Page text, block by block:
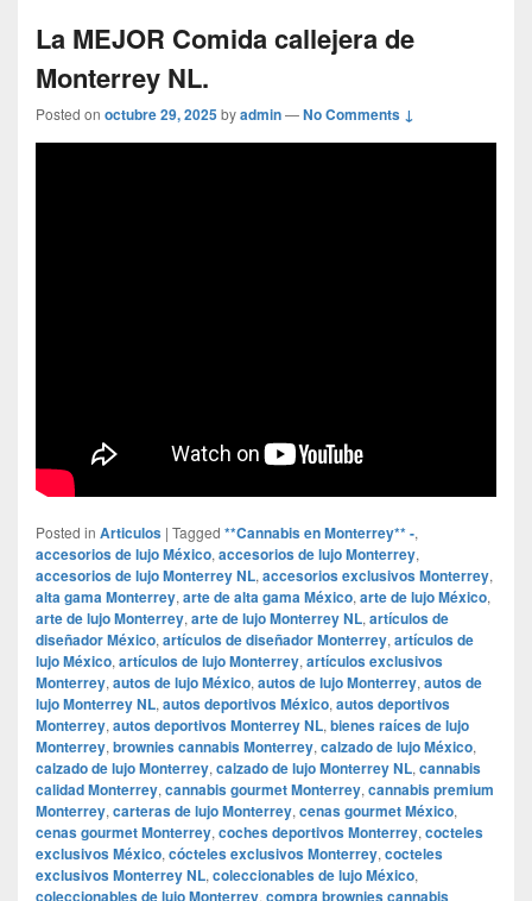
La MEJOR Comida callejera de
Monterrey NL.
Posted on octubre 29, 2025byadmin—No Comments ↓
Posted in Articulos | Tagged **Cannabis en Monterrey** -,
accesorios de lujo México, accesorios de lujo Monterrey,
accesorios de lujo Monterrey NL, accesorios exclusivos Monterrey,
alta gama Monterrey, arte de alta gama México, arte de lujo México,
arte de lujo Monterrey, arte de lujo Monterrey NL, artículos de
diseñador México, artículos de diseñador Monterrey, artículos de
lujo México, artículos de lujo Monterrey, artículos exclusivos
Monterrey, autos de lujo México, autos de lujo Monterrey, autos de
lujo Monterrey NL, autos deportivos México, autos deportivos
Monterrey, autos deportivos Monterrey NL, bienes raíces de lujo
Monterrey, brownies cannabis Monterrey, calzado de lujo México,
calzado de lujo Monterrey, calzado de lujo Monterrey NL, cannabis
calidad Monterrey, cannabis gourmet Monterrey, cannabis premium
Monterrey, carteras de lujo Monterrey, cenas gourmet México,
cenas gourmet Monterrey, coches deportivos Monterrey, cocteles
exclusivos México, cócteles exclusivos Monterrey, cocteles
exclusivos Monterrey NL, coleccionables de lujo México,
coleccionables de lujo Monterrey, compra brownies cannabis